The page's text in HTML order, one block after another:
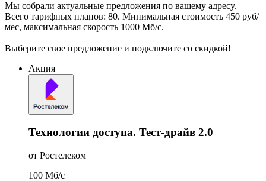
Мы собрали актуальные предложения по вашему адресу.
Всего тарифных планов: 80. Минимальная стоимость 450 руб/
мес, максимальная скорость 1000 Мб/с.
Выберите свое предложение и подключите со скидкой!
Акция
Технологии доступа. Тест-драйв 2.0
от Ростелеком
100 Мб/c